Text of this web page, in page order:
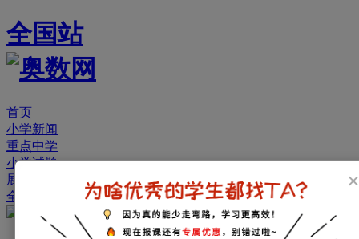
全国站
首页
小学新闻
重点中学
小学试题
展开
全国站